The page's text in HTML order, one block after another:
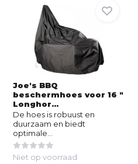
Joe's BBQ
beschermhoes voor 16 "
Longhor...
De hoes is robuust en
duurzaam en biedt
optimale...
Niet op voorraad